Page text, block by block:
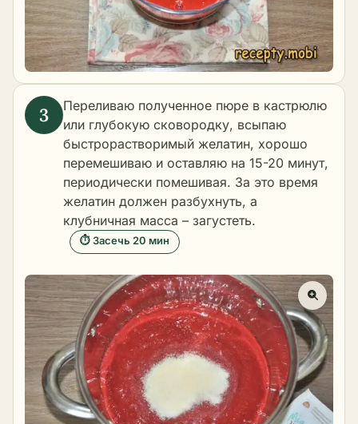
Переливаю полученное пюре в кастрюлю
или глубокую сковородку, всыпаю
быстрорастворимый желатин, хорошо
перемешиваю и оставляю на 15-20 минут,
периодически помешивая. За это время
желатин должен разбухнуть, а
клубничная масса – загустеть.
⏱ Засечь 20 мин